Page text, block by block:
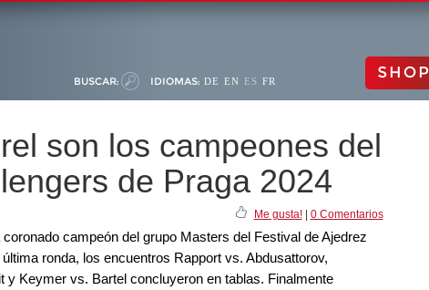
BUSCAR: IDIOMAS: DE EN ES FR SHOP
son los campeones del
de Praga 2024
Me gusta!| 0 Comentarios
campeón del grupo Masters del Festival de Ajedrez
ronda, los encuentros Rapport vs. Abdusattorov,
y Keymer vs. Bartel concluyeron en tablas. Finalmente